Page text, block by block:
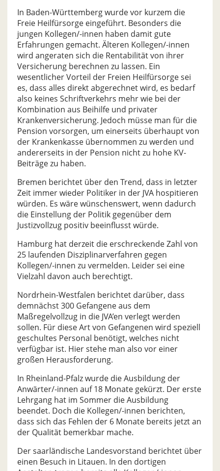
In Baden-Württemberg wurde vor kurzem die
Freie Heilfürsorge eingeführt. Besonders die
jungen Kollegen/-innen haben damit gute
Erfahrungen gemacht. Älteren Kollegen/-innen
wird angeraten sich die Rentabilität von ihrer
Versicherung berechnen zu lassen. Ein
wesentlicher Vorteil der Freien Heilfürsorge sei
es, dass alles direkt abgerechnet wird, es bedarf
also keines Schriftverkehrs mehr wie bei der
Kombination aus Beihilfe und privater
Krankenversicherung. Jedoch müsse man für die
Pension vorsorgen, um einerseits überhaupt von
der Krankenkasse übernommen zu werden und
andererseits in der Pension nicht zu hohe KV-
Beiträge zu haben.
Bremen berichtet über den Trend, dass in letzter
Zeit immer wieder Politiker in der JVA hospitieren
würden. Es wäre wünschenswert, wenn dadurch
die Einstellung der Politik gegenüber dem
Justizvollzug positiv beeinflusst würde.
Hamburg hat derzeit die erschreckende Zahl von
25 laufenden Disziplinarverfahren gegen
Kollegen/-innen zu vermelden. Leider sei eine
Vielzahl davon auch berechtigt.
Nordrhein-Westfalen berichtet darüber, dass
demnächst 300 Gefangene aus dem
Maßregelvollzug in die JVA’en verlegt werden
sollen. Für diese Art von Gefangenen wird speziell
geschultes Personal benötigt, welches nicht
verfügbar ist. Hier stehe man also vor einer
großen Herausforderung.
In Rheinland-Pfalz wurde die Ausbildung der
Anwärter/-innen auf 18 Monate gekürzt. Der erste
Lehrgang hat im Sommer die Ausbildung
beendet. Doch die Kollegen/-innen berichten,
dass sich das Fehlen der 6 Monate bereits jetzt an
der Qualität bemerkbar mache.
Der saarländische Landesvorstand berichtet über
einen Besuch in Litauen. In den dortigen